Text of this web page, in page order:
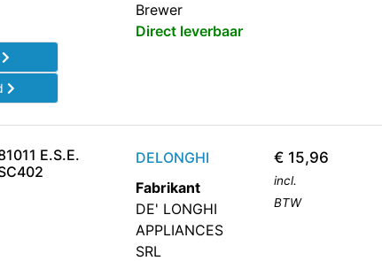
Brewer
Direct leverbaar
E.S.E.
DELONGHI
Fabrikant
DE' LONGHI
APPLIANCES
SRL
€ 15,96
incl.
BTW